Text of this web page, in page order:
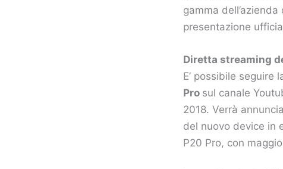
gamma
presentazione
Diretta streaming
E’ possibile
Pro sul canale
2018. Verrà
del nuovo device in
P20 Pro, con